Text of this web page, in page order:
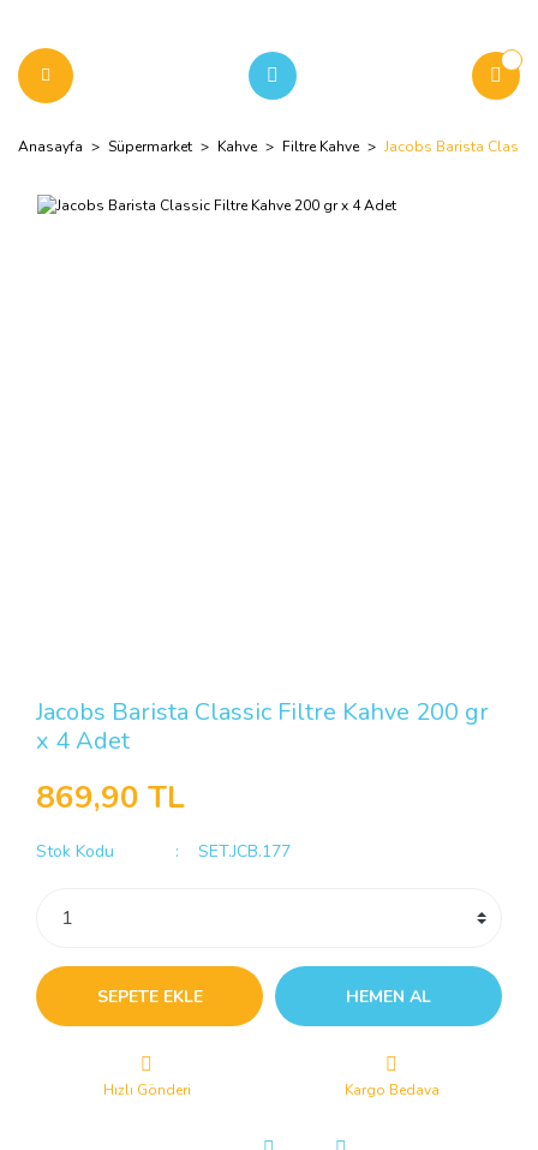
Anasayfa Süpermarket Kahve Filtre Kahve Jacobs Barista
Jacobs Barista Classic Filtre Kahve 200 gr
x 4 Adet
869,90 TL
Stok Kodu SET.JCB.177
SEPETE EKLE HEMEN AL
Hızlı Gönderi Kargo Bedava